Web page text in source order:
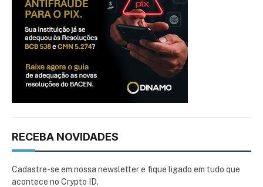
RECEBA NOVIDADES
Cadastre-se em nossa newsletter e fique ligado em tudo que
acontece no Crypto ID.